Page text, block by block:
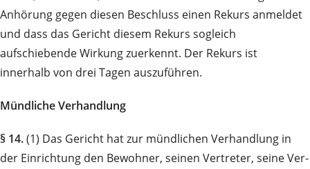
Anhörung gegen diesen Be­schluss einen Rekurs anmeldet
und dass das Gericht diesem Rekurs sogleich
aufschiebende Wirkung zu­erkennt. Der Rekurs ist
innerhalb von drei Tagen auszuführen.
Mündliche Verhandlung
§ 14.(1) Das Gericht hat zur mündlichen Ver­hand­lung in
der Einrichtung den Bewohner, seinen Vertreter, seine Ver­